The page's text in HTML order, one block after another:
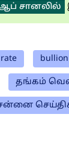
சானலில்
தங்கம்